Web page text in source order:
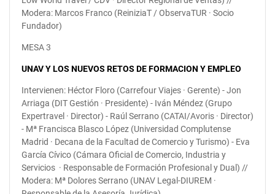
Modera: Marcos Franco (ReiniziaT / ObservaTUR · Socio
Fundador)
MESA 3
UNAV Y LOS NUEVOS RETOS DE FORMACION Y EMPLEO
Intervienen: Héctor Floro (Carrefour Viajes · Gerente) - Jon
Arriaga (DIT Gestión · Presidente) - Iván Méndez (Grupo
Expertravel · Director) - Raúl Serrano (CATAI/Avoris · Director)
- Mª Francisca Blasco López (Universidad Complutense
Madrid · Decana de la Facultad de Comercio y Turismo) - Eva
García Cívico (Cámara Oficial de Comercio, Industria y
Servicios · Responsable de Formación Profesional y Dual) //
Modera: Mª Dolores Serrano (UNAV Legal-DIUREM ·